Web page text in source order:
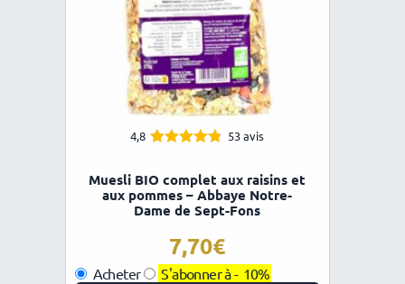
4,8
sur 5
53 avis
Muesli BIO complet aux raisins et
aux pommes – Abbaye Notre-
Dame de Sept-Fons
7,70
Acheter S'abonner à - 10%